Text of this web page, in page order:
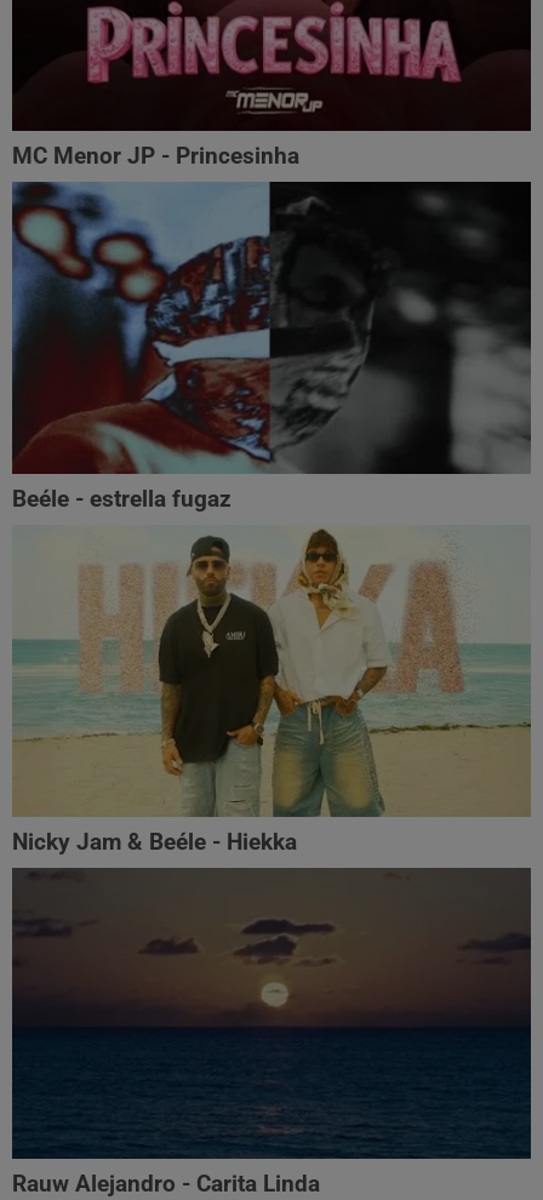
MC Menor JP - Princesinha
Beéle - estrella fugaz
Nicky Jam & Beéle - Hiekka
Rauw Alejandro - Carita Linda